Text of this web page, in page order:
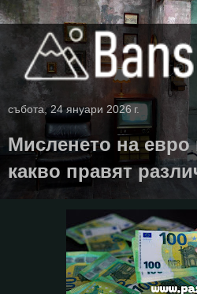
събота, 24 януари 2026 г.
Мисленето на
какво правят